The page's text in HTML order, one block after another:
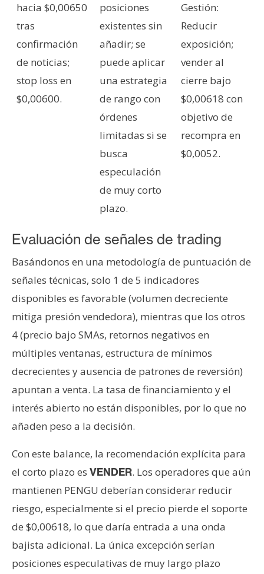
hacia $0,00650
tras
confirmación
de noticias;
stop loss en
$0,00600.
posiciones
existentes sin
añadir; se
puede aplicar
una estrategia
de rango con
órdenes
limitadas si se
busca
especulación
de muy corto
plazo.
Gestión:
Reducir
exposición;
vender al
cierre bajo
$0,00618 con
objetivo de
recompra en
$0,0052.
Evaluación de señales de trading
Basándonos en una metodología de puntuación de
señales técnicas, solo 1 de 5 indicadores
disponibles es favorable (volumen decreciente
mitiga presión vendedora), mientras que los otros
4 (precio bajo SMAs, retornos negativos en
múltiples ventanas, estructura de mínimos
decrecientes y ausencia de patrones de reversión)
apuntan a venta. La tasa de financiamiento y el
interés abierto no están disponibles, por lo que no
añaden peso a la decisión.
Con este balance, la recomendación explícita para
el corto plazo es VENDER. Los operadores que aún
mantienen PENGU deberían considerar reducir
riesgo, especialmente si el precio pierde el soporte
de $0,00618, lo que daría entrada a una onda
bajista adicional. La única excepción serían
posiciones especulativas de muy largo plazo